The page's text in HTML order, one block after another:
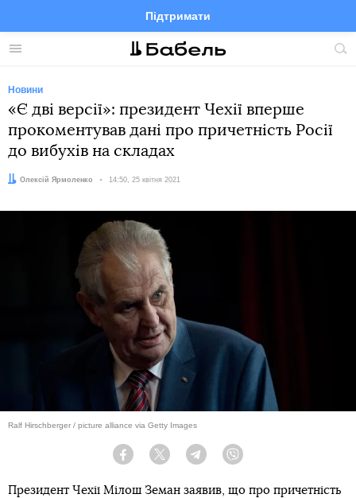
Меню
Підтримати
FacebookTelegramTwitter
Новини
«Є дві версії»: президент Чехії вперше
прокоментував дані про причетність Росії
до вибухів на складах
Автор:
Олексій Ярмоленко Дата:
14:50, 25 квітня 2021
Ralf Hirschberger / picture alliance via Getty Images
Facebook Twitter Telegram
Президент Чехії Мілош Земан заявив, що про причетність